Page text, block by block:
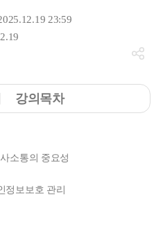
23:59
강의목차
소통의 중요성
정보보호 관리